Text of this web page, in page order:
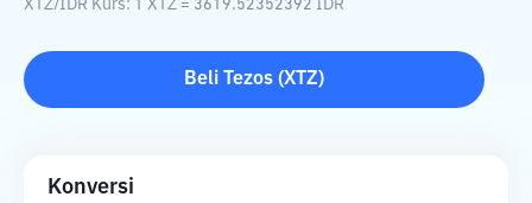
XTZ/IDR Kurs: 1 XTZ = 3619.52352392 IDR
Beli Tezos (XTZ)
Konversi